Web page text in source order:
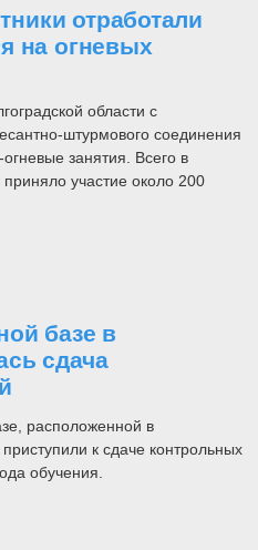
отработали
на огневых
области с
штурмового соединения
занятия. Всего в
участие около 200
базе в
сдача
расположенной в
к сдаче контрольных
обучения.